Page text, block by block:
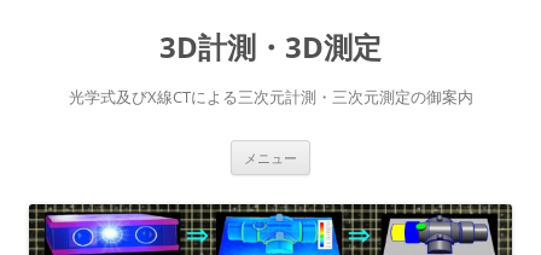
3D計測・3D測定
光学式及びX線CTによる三次元計測・三次元測定の御案内
メニュー